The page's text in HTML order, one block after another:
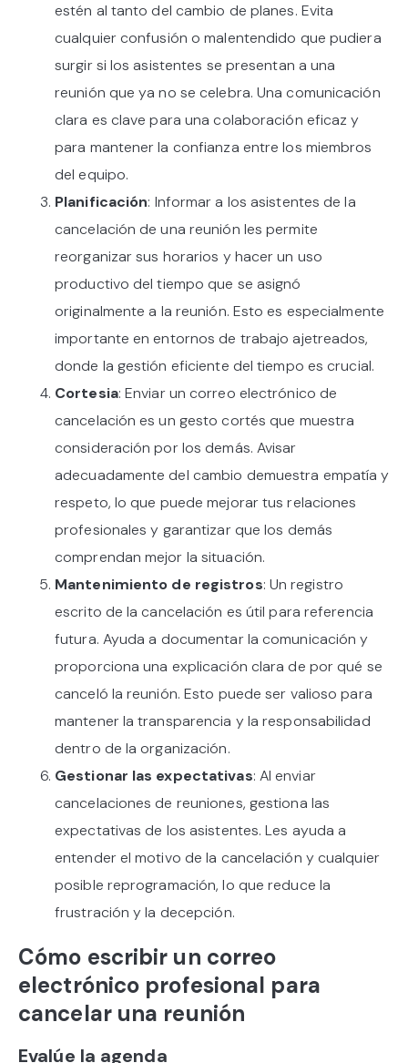
estén al tanto del cambio de planes. Evita
cualquier confusión o malentendido que pudiera
surgir si los asistentes se presentan a una
reunión que ya no se celebra. Una comunicación
clara es clave para una colaboración eficaz y
para mantener la confianza entre los miembros
del equipo.
Planificación: Informar a los asistentes de la
cancelación de una reunión les permite
reorganizar sus horarios y hacer un uso
productivo del tiempo que se asignó
originalmente a la reunión. Esto es especialmente
importante en entornos de trabajo ajetreados,
donde la gestión eficiente del tiempo es crucial.
Cortesia: Enviar un correo electrónico de
cancelación es un gesto cortés que muestra
consideración por los demás. Avisar
adecuadamente del cambio demuestra empatía y
respeto, lo que puede mejorar tus relaciones
profesionales y garantizar que los demás
comprendan mejor la situación.
Mantenimiento de registros: Un registro
escrito de la cancelación es útil para referencia
futura. Ayuda a documentar la comunicación y
proporciona una explicación clara de por qué se
canceló la reunión. Esto puede ser valioso para
mantener la transparencia y la responsabilidad
dentro de la organización.
Gestionar las expectativas: Al enviar
cancelaciones de reuniones, gestiona las
expectativas de los asistentes. Les ayuda a
entender el motivo de la cancelación y cualquier
posible reprogramación, lo que reduce la
frustración y la decepción.
Cómo escribir un correo
electrónico profesional para
cancelar una reunión
Evalúe la agenda